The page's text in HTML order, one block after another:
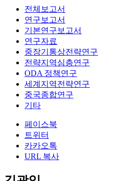
전체보고서
연구보고서
기본연구보고서
연구자료
중장기통상전략연구
전략지역심층연구
ODA 정책연구
세계지역전략연구
중국종합연구
기타
페이스북
트위터
카카오톡
URL 복사